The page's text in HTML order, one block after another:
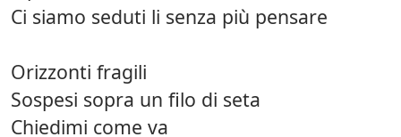
Ci siamo seduti li senza più pensare
Orizzonti fragili
Sospesi sopra un filo di seta
Chiedimi come va